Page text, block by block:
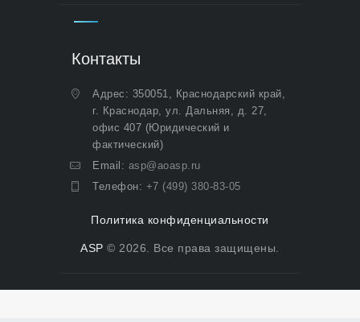
Контакты
Адрес: 350051, Краснодарский край,
г. Краснодар, ул. Дальняя, д. 27,
офис 407 (Юридический и
фактический)
Email: asp@aoasp.ru
Телефон: +7 (499) 380-83-05
Политика конфиденциальности
ASP © 2026. Все права защищены.